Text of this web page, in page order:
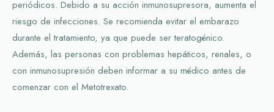
periódicos. Debido a su acción inmunosupresora, aumenta el
riesgo de infecciones. Se recomienda evitar el embarazo
durante el tratamiento, ya que puede ser teratogénico.
Además, las personas con problemas hepáticos, renales, o
con inmunosupresión deben informar a su médico antes de
comenzar con el Metotrexato.